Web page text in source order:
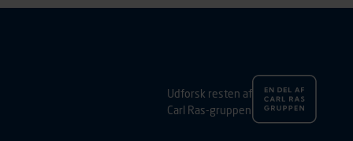
Udforsk resten af
Carl Ras-gruppen